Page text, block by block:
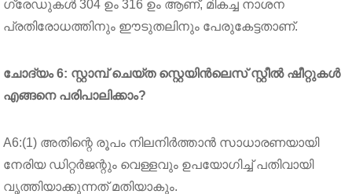
ഗ്രേഡുകൾ 304 ഉം 316 ഉം ആണ്, മികച്ച നാശന
പ്രതിരോധത്തിനും ഈടുതലിനും പേരുകേട്ടതാണ്.
ചോദ്യം 6: സ്റ്റാമ്പ് ചെയ്ത സ്റ്റെയിൻലെസ് സ്റ്റീൽ ഷീറ്റുകൾ
എങ്ങനെ പരിപാലിക്കാം?
A6:(1) അതിന്റെ രൂപം നിലനിർത്താൻ സാധാരണയായി
നേരിയ ഡിറ്റർജന്റും വെള്ളവും ഉപയോഗിച്ച് പതിവായി
വൃത്തിയാക്കുന്നത് മതിയാകും.